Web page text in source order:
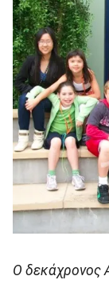
O δεκάχρονος